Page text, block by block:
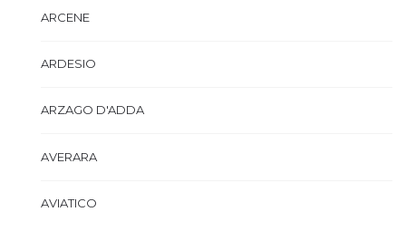
ARCENE
ARDESIO
ARZAGO D'ADDA
AVERARA
AVIATICO